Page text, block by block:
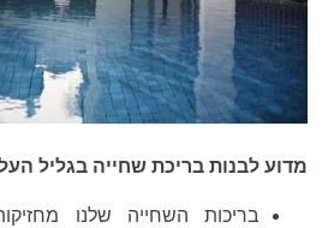
מדוע לבנות בריכת שחייה בגליל
בריכות השחייה שלנו